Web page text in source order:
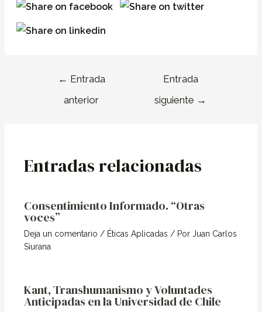
← Entrada
anterior
Entrada
siguiente →
Entradas relacionadas
Consentimiento Informado. “Otras
voces”
Deja un comentario / Éticas Aplicadas / PorJuan Carlos
Siurana
Kant, Transhumanismo y Voluntades
Anticipadas en la Universidad de Chile